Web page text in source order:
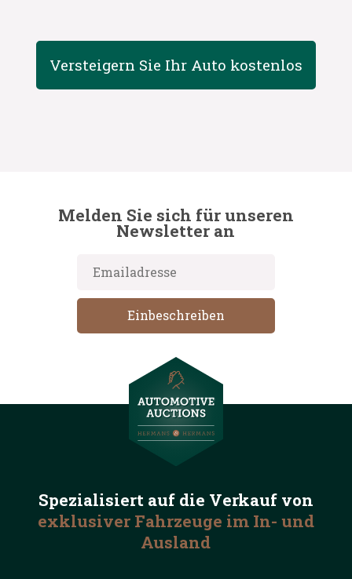
Versteigern Sie Ihr Auto kostenlos
Melden Sie sich für unseren
Newsletter an
Spezialisiert auf die Verkauf von
exklusiver Fahrzeuge im In- und
Ausland